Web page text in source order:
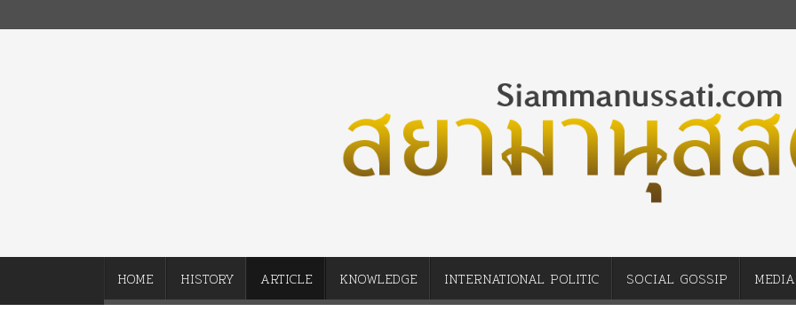
HOME HISTORY ARTICLE KNOWLEDGE INTERNATIONAL POLITIC SOCIAL GOSSIP MEDIA